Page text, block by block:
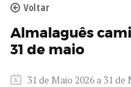
Voltar
Almalaguês
31 de maio
31 de Maio 2026 a 31 de